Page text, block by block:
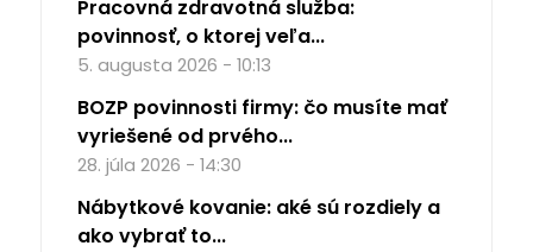
Pracovná zdravotná služba:
povinnosť, o ktorej veľa...
5. augusta 2026 - 10:13
BOZP povinnosti firmy: čo musíte mať
vyriešené od prvého...
28. júla 2026 - 14:30
Nábytkové kovanie: aké sú rozdiely a
ako vybrať to...